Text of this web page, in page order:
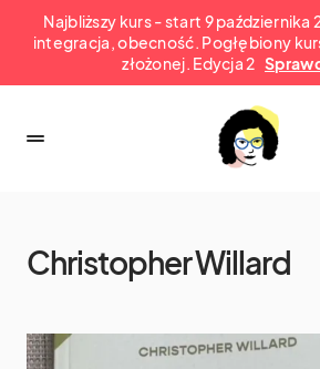
Najbliższy kurs - start 9 października
integracja, obecność. Pogłębiony
złożonej. Edycja 2
Christopher Willard